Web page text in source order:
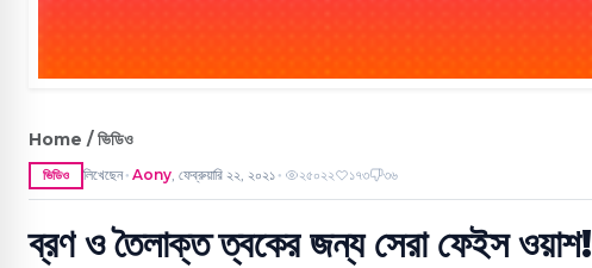
Home / ভিডিও
ভিডিও লিখেছেন ● Aony, ফেব্রুয়ারি ২২, ২০২১ ● ২৫০২২ ১৭৩ ৩৬
ব্রণ ও তৈলাক্ত ত্বকের জন্য সেরা ফেইস ওয়াশ!